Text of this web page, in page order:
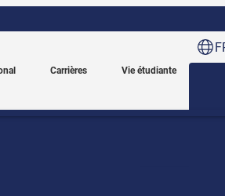
Carrières Vie étudiante